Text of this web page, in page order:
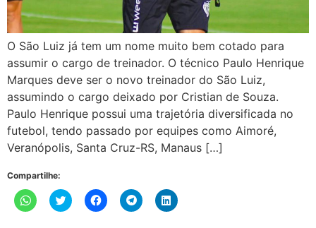
O São Luiz já tem um nome muito bem cotado para
assumir o cargo de treinador. O técnico Paulo Henrique
Marques deve ser o novo treinador do São Luiz,
assumindo o cargo deixado por Cristian de Souza.
Paulo Henrique possui uma trajetória diversificada no
futebol, tendo passado por equipes como Aimoré,
Veranópolis, Santa Cruz-RS, Manaus […]
Compartilhe:
Clique
para
Clique
para
Clique
para
Clique
para
Clique
para